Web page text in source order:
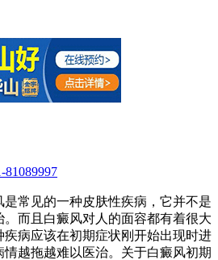
81089997
是常见的一种皮肤性疾病，它并不是
而且白癜风对人的面容都有着很大
病应该在初期症状刚开始出现时进
越拖越难以医治。关于白癜风初期